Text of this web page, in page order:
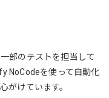
部のテストを担当して
NoCodeを使って自動化
がけています。